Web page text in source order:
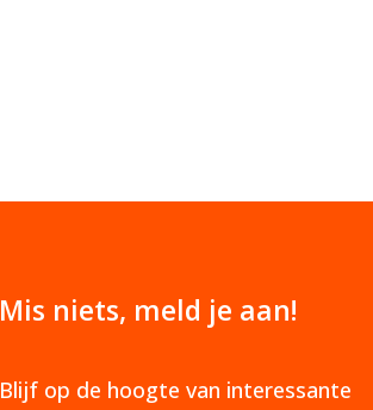
Mis niets, meld je aan!
Blijf op de hoogte van interessante